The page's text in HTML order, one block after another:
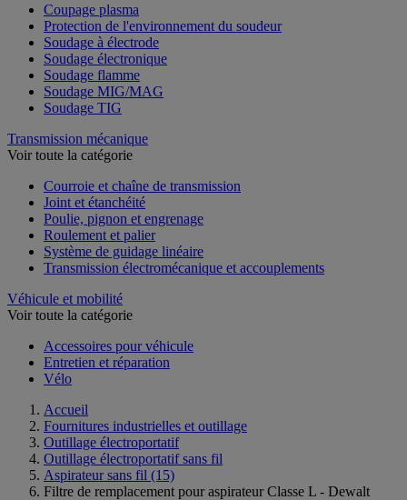
Coupage plasma
Protection de l'environnement du soudeur
Soudage à électrode
Soudage électronique
Soudage flamme
Soudage MIG/MAG
Soudage TIG
Transmission mécanique
Voir toute la catégorie
Courroie et chaîne de transmission
Joint et étanchéité
Poulie, pignon et engrenage
Roulement et palier
Système de guidage linéaire
Transmission électromécanique et accouplements
Véhicule et mobilité
Voir toute la catégorie
Accessoires pour véhicule
Entretien et réparation
Vélo
Accueil
Fournitures industrielles et outillage
Outillage électroportatif
Outillage électroportatif sans fil
Aspirateur sans fil (15)
Filtre de remplacement pour aspirateur Classe L - Dewalt